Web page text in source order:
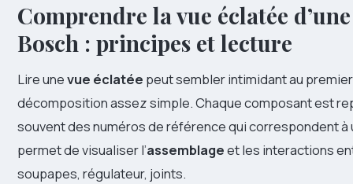
Comprendre la vue éclatée
Bosch : principes et lecture
Lire unevue éclatée peut sembler intimidant au
décomposition assez simple. Chaque composant est
souvent des numéros de référence qui correspondent
permet de visualiser l’assemblageet les interactions
soupapes, régulateur, joints.